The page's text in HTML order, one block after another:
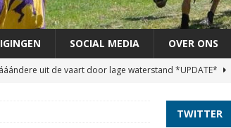
SOCIAL MEDIA OVER ONS
uit de vaart door lage waterstand *UPDATE*
uit de vaart door lage waterstand
VERKEER
TWITTER